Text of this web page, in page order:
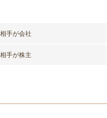
手が会社
手が株主